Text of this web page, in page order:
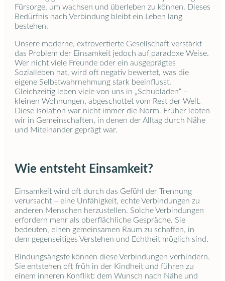
Fürsorge, um wachsen und überleben zu können. Dieses
Bedürfnis nach Verbindung bleibt ein Leben lang
bestehen.
Unsere moderne, extrovertierte Gesellschaft verstärkt
das Problem der Einsamkeit jedoch auf paradoxe Weise.
Wer nicht viele Freunde oder ein ausgeprägtes
Sozialleben hat, wird oft negativ bewertet, was die
eigene Selbstwahrnehmung stark beeinflusst.
Gleichzeitig leben viele von uns in „Schubladen“ –
kleinen Wohnungen, abgeschottet vom Rest der Welt.
Diese Isolation war nicht immer die Norm. Früher lebten
wir in Gemeinschaften, in denen der Alltag durch Nähe
und Miteinander geprägt war.
Wie entsteht Einsamkeit?
Einsamkeit wird oft durch das Gefühl der Trennung
verursacht – eine Unfähigkeit, echte Verbindungen zu
anderen Menschen herzustellen. Solche Verbindungen
erfordern mehr als oberflächliche Gespräche. Sie
bedeuten, einen gemeinsamen Raum zu schaffen, in
dem gegenseitiges Verstehen und Echtheit möglich sind.
Bindungsängste können diese Verbindungen verhindern.
Sie entstehen oft früh in der Kindheit und führen zu
einem inneren Konflikt: dem Wunsch nach Nähe und